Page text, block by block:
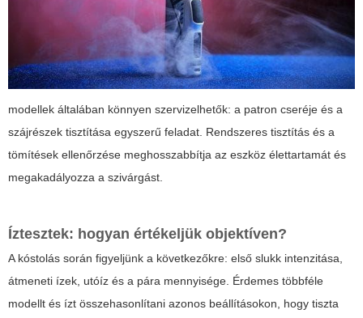
modellek általában könnyen szervizelhetők: a patron cseréje és a
szájrészek tisztítása egyszerű feladat. Rendszeres tisztítás és a
tömítések ellenőrzése meghosszabbítja az eszköz élettartamát és
megakadályozza a szivárgást.
Íztesztek: hogyan értékeljük objektíven?
A kóstolás során figyeljünk a következőkre: első slukk intenzitása,
átmeneti ízek, utóíz és a pára mennyisége. Érdemes többféle
modellt és ízt összehasonlítani azonos beállításokon, hogy tiszta